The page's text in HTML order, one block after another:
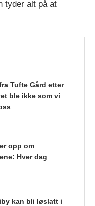
tyder alt på at
Tufte Gård etter
ble ikke som vi
opp om
Hver dag
kan bli løslatt i